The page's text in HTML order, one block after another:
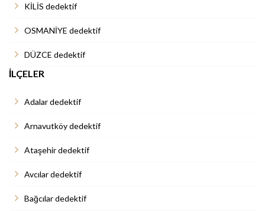
KİLİS dedektif
OSMANİYE dedektif
DÜZCE dedektif
İLÇELER
Adalar dedektif
Arnavutköy dedektif
Ataşehir dedektif
Avcılar dedektif
Bağcılar dedektif